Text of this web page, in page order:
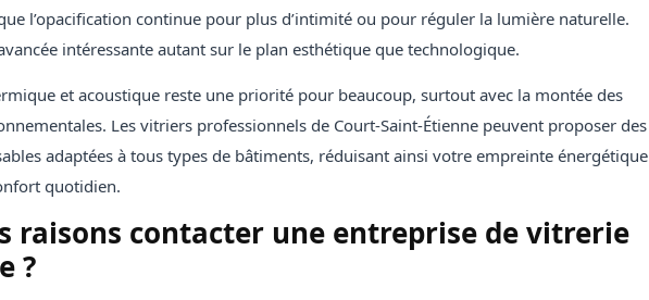
l’opacification continue pour plus d’intimité ou pour réguler la lumière naturelle.
intéressante autant sur le plan esthétique que technologique.
et acoustique reste une priorité pour beaucoup, surtout avec la montée des
Les vitriers professionnels de Court-Saint-Étienne peuvent proposer des
adaptées à tous types de bâtiments, réduisant ainsi votre empreinte énergétique
quotidien.
raisons contacter une entreprise de vitrerie
?